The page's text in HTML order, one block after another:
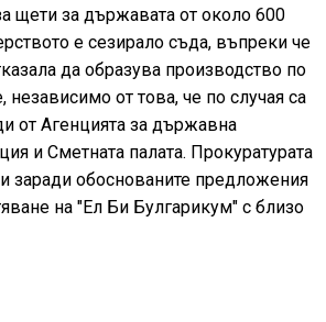
щети за държавата от около 600
е сезирало съда, въпреки че
да образува производство по
независимо от това, че по случая са
от Агенцията за държавна
и Сметната палата. Прокуратурата
заради обоснованите предложения
на "Ел Би Булгарикум" с близо